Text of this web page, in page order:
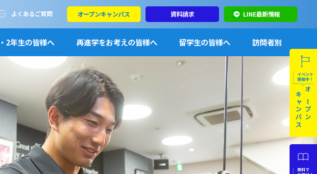
よくあるご質問 オープンキャンパス 資料請求 LINE最新情報
2年生の皆様へ 再進学をお考えの皆様へ 留学生の皆様へ 訪問者別
オープン
キャンパス